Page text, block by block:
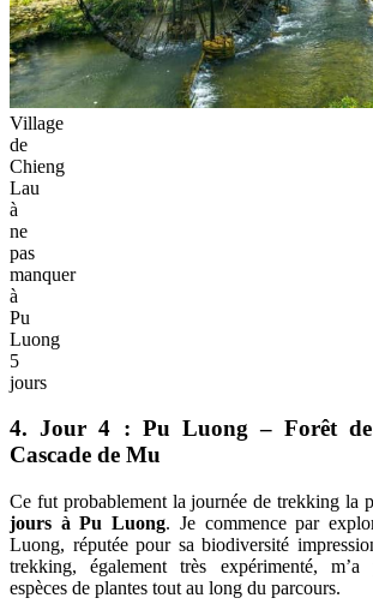
Village
de
Chieng
Lau
à
ne
pas
manquer
à
Pu
Luong
5
jours
4. Jour 4 : Pu Luong – Forêt
Cascade de Mu
Ce fut probablement la journée de trekking la
jours à Pu Luong. Je commence par
Luong, réputée pour sa biodiversité
trekking, également très expérimenté, m’a
espèces de plantes tout au long du parcours.